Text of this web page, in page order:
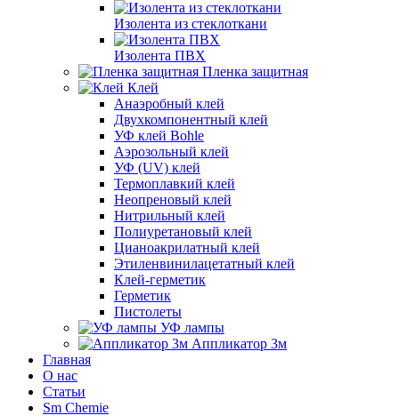
Изолента из стеклоткани
Изолента ПВХ
Пленка защитная
Клей
Анаэробный клей
Двухкомпонентный клей
УФ клей Bohle
Аэрозольный клей
УФ (UV) клей
Термоплавкий клей
Неопреновый клей
Нитрильный клей
Полиуретановый клей
Цианоакрилатный клей
Этиленвинилацетатный клей
Клей-герметик
Герметик
Пистолеты
УФ лампы
Аппликатор 3м
Главная
О нас
Статьи
Sm Chemie